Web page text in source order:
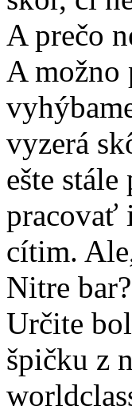
A prečo
A možno
vyzerá
ešte
pracovať
cítim.
Nitre bar?
Určite
špičku z